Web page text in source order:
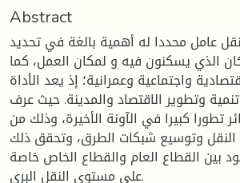
Abstract
عامل محددا له أهمية بالغة في تحديد
الذي يسكنون فيه و لمكان العمل، كما
واجتماعية وعمرانية؛ إذ يعد الأداة
وتطوير الاقتصاد والمدينة. حيث عرف
تطورا كبيرا في الآونة الأخيرة، وذلك من
وتوسيع شبكات الطرق، وتحقق ذلك
بين القطاع العام والقطاع الخاص خاصة
على مستوى النقل البري.